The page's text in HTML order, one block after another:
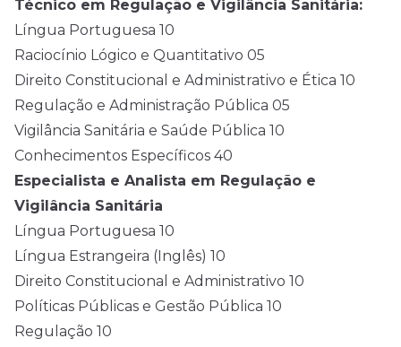
Técnico em Regulação e Vigilância Sanitária:
Língua Portuguesa 10
Raciocínio Lógico e Quantitativo 05
Direito Constitucional e Administrativo e Ética 10
Regulação e Administração Pública 05
Vigilância Sanitária e Saúde Pública 10
Conhecimentos Específicos 40
Especialista e Analista em Regulação e
Vigilância Sanitária
Língua Portuguesa 10
Língua Estrangeira (Inglês) 10
Direito Constitucional e Administrativo 10
Políticas Públicas e Gestão Pública 10
Regulação 10